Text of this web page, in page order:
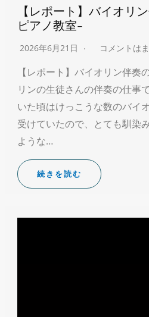
【レポート】バイオリ
ピアノ教室-
2026年6月21日 コメントは
【レポート】バイオリン伴奏
リンの生徒さんの伴奏の仕事
いた頃はけっこうな数のバイ
受けていたので、とても馴染
ような…
続きを読む